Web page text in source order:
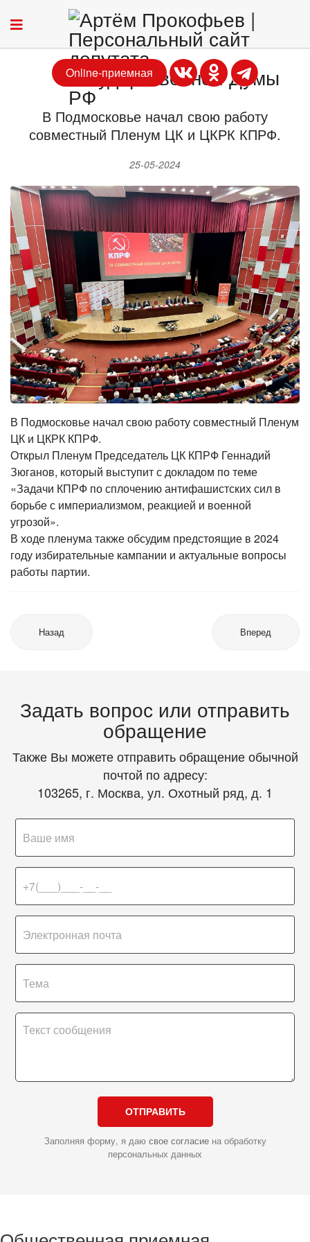
Online-приемная
В Подмосковье начал свою работу
совместный Пленум ЦК и ЦКРК КПРФ.
25-05-2024
В Подмосковье начал свою работу совместный Пленум
ЦК и ЦКРК КПРФ.
Открыл Пленум Председатель ЦК КПРФ Геннадий
Зюганов, который выступит с докладом по теме
«Задачи КПРФ по сплочению антифашистских сил в
борьбе с империализмом, реакцией и военной
угрозой».
В ходе пленума также обсудим предстоящие в 2024
году избирательные кампании и актуальные вопросы
работы партии.
Назад Вперед
Задать вопрос или отправить
обращение
Также Вы можете отправить обращение обычной
почтой по адресу:
103265, г. Москва, ул. Охотный ряд, д. 1
ОТПРАВИТЬ
Заполняя форму, я даю свое согласиена обработку
персональных данных